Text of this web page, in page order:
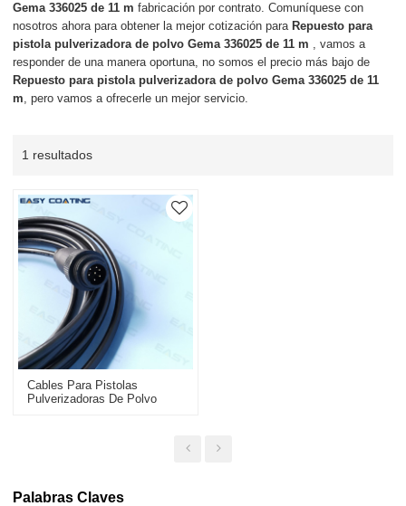
Gema 336025 de 11 m fabricación por contrato. Comuníquese con
nosotros ahora para obtener la mejor cotización para Repuesto para
pistola pulverizadora de polvo Gema 336025 de 11 m , vamos a
responder de una manera oportuna, no somos el precio más bajo de
Repuesto para pistola pulverizadora de polvo Gema 336025 de 11
m, pero vamos a ofrecerle un mejor servicio.
1 resultados
Cables Para Pistolas
Pulverizadoras De Polvo
Palabras Claves